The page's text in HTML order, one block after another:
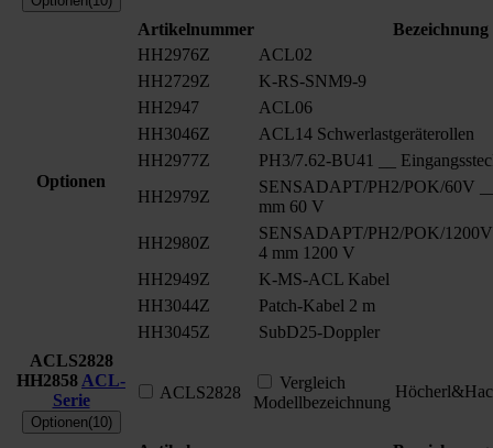
Optionen
Artikelnummer
Bezeichnung
HH2976Z
ACL02
HH2729Z
K-RS-SNM9-9
HH2947
ACL06
HH3046Z
ACL14 Schwerlastgeräterollen
HH2977Z
PH3/7.62-BU41 __
HH2979Z
SENSADAPT/PH2/POK/60V
mm 60 V
HH2980Z
SENSADAPT/PH2/POK/1200V
4 mm 1200 V
HH2949Z
K-MS-ACL Kabel
HH3044Z
Patch-Kabel 2 m
HH3045Z
SubD25-Doppler
ACLS2828
HH2858 ACL-
Serie
Optionen(10)
ACLS2828
Vergleich
Modellbezeichnung